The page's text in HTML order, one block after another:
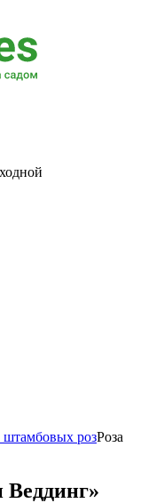
розРоза
Веддинг»